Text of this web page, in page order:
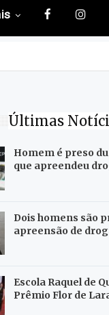
Últimas
Homem é preso
que apreendeu
Dois homens são
apreensão de
Escola Raquel de
Prêmio Flor de